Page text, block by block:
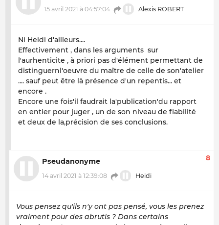
15 avril 2021 à 04:57:04 Alexis ROBERT
Ni Heidi d'ailleurs....
Effectivement , dans les arguments sur
l'aurhenticite , à priori pas d'élément permettant de
distinguernl'oeuvre du maître de celle de son'atelier
.... sauf peut être là présence d'un repentis... et
encore .
Encore une fois'il faudrait la'publication'du rapport
en entier pour juger , un de son niveau de fiabilité
et deux de la,précision de ses conclusions.
Pseudanonyme
14 avril 2021 à 12:39:08 Heidi
8
Vous pensez qu'ils n'y ont pas pensé, vous les prenez
vraiment pour des abrutis ? Dans certains